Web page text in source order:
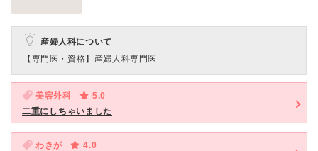
産婦人科について
【専門医・資格】 産婦人科専門医
美容外科
5.0
二重にしちゃいました
わきが
4.0